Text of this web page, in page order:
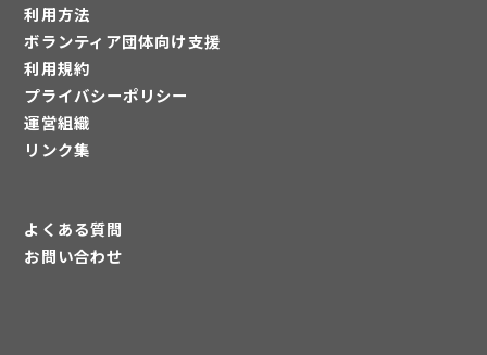
利用方法
ボランティア団体向け支援
利用規約
プライバシーポリシー
運営組織
リンク集
よくある質問
お問い合わせ